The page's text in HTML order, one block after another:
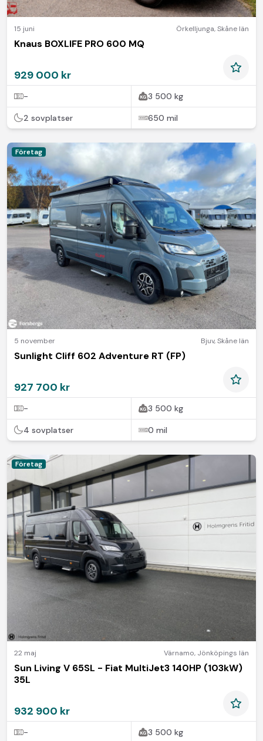
15 juni Örkelljunga,Skåne län
Knaus BOXLIFE PRO 600 MQ
929 000 kr
- 3 500 kg
2 sovplatser 650 mil
Företag
5 november Bjuv,Skåne län
Sunlight Cliff 602 Adventure RT (FP)
927 700 kr
- 3 500 kg
4 sovplatser 0 mil
Företag
22 maj Värnamo, Jönköpings län
Sun Living V 65SL - Fiat MultiJet3 140HP (103kW)
35L
932 900 kr
- 3 500 kg